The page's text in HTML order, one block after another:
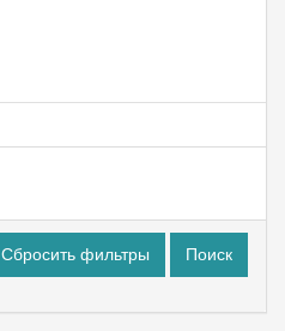
Сбросить фильтры Поиск